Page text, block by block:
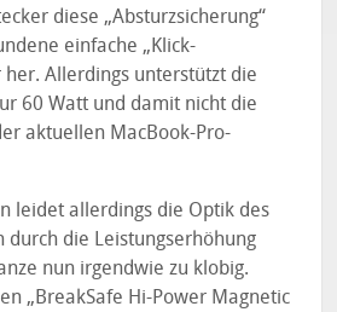
diese „Absturzsicherung“
einfache „Klick-
her. Allerdings unterstützt die
60 Watt und damit nicht die
aktuellen MacBook-Pro-
leidet allerdings die Optik des
durch die Leistungserhöhung
nun irgendwie zu klobig.
„BreakSafe Hi-Power Magnetic